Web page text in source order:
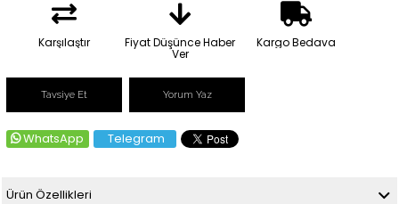
Karşılaştır Fiyat Düşünce Haber
Ver
Kargo Bedava
Tavsiye Et Yorum Yaz
WhatsApp Telegram
Ürün Özellikleri